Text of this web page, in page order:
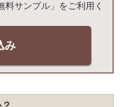
サンプル」をご利用く
み